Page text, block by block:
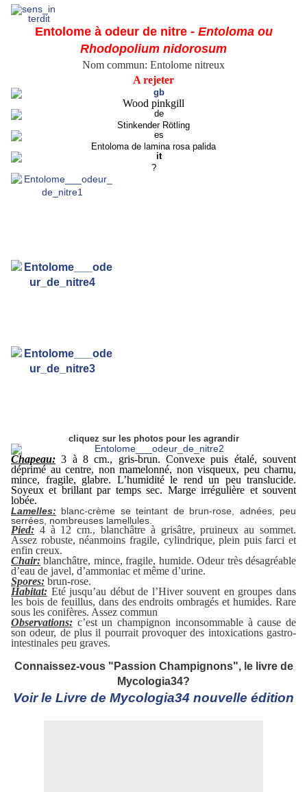
Entolome à odeur de nitre - Entoloma ou
Rhodopolium nidorosum
Nom commun: Entolome nitreux
A rejeter
Wood pinkgill
Stinkender Rötling
Entoloma de lamina rosa palida
?
cliquez sur les photos pour les agrandir
Chapeau: 3 à 8 cm., gris-brun. Convexe puis étalé, souvent
déprimé au centre, non mamelonné, non visqueux, peu charnu,
mince, fragile, glabre. L’humidité le rend un peu translucide.
Soyeux et brillant par temps sec. Marge irrégulière et souvent
lobée.
Lamelles: blanc-crème se teintant de brun-rose, adnées, peu
serrées, nombreuses lamellules.
Pied: 4 à 12 cm., blanchâtre à grisâtre, pruineux au sommet.
Assez robuste, néanmoins fragile, cylindrique, plein puis farci et
enfin creux.
Chair: blanchâtre, mince, fragile, humide. Odeur très désagréable
d’eau de javel, d’ammoniac et même d’urine.
Spores: brun-rose.
Habitat: Eté jusqu’au début de l’Hiver souvent en groupes dans
les bois de feuillus, dans des endroits ombragés et humides. Rare
sous les conifères. Assez commun
Observations: c’est un champignon inconsommable à cause de
son odeur, de plus il pourrait provoquer des intoxications gastro-
intestinales peu graves.
Connaissez-vous "Passion Champignons", le livre de
Mycologia34?
Voir le Livre de Mycologia34 nouvelle édition